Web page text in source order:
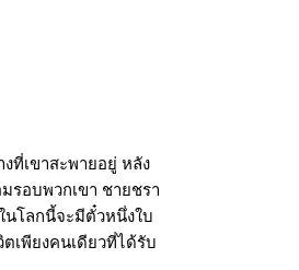
ที่เขาสะพายอยู่ หลัง
รอบพวกเขา ชายชรา
โลกนี้จะมีตั๋วหนึ่งใบ
เพียงคนเดียวที่ได้รับ